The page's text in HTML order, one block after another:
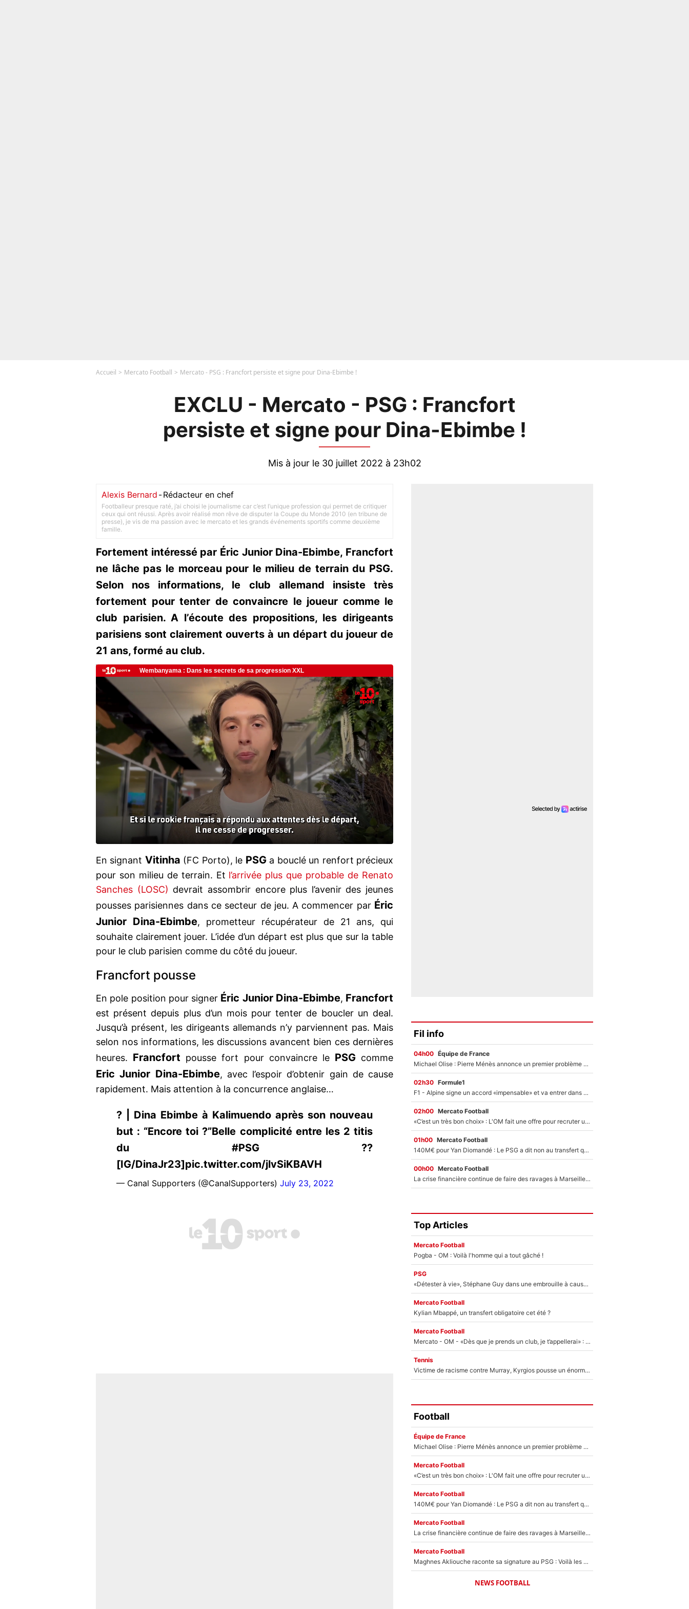
Accueil Mercato Football Mercato - PSG : Francfort persiste et signe pour Dina-Ebimbe !
EXCLU - Mercato - PSG : Francfort
persiste et signe pour Dina-Ebimbe !
Mis à jour le 30 juillet 2022 à 23h02
Alexis Bernard -Rédacteur en chef
Footballeur presque raté, j’ai choisi le journalisme car c’est l’unique profession qui permet de critiquer
ceux qui ont réussi. Après avoir réalisé mon rêve de disputer la Coupe du Monde 2010 (en tribune de
presse), je vis de ma passion avec le mercato et les grands événements sportifs comme deuxième
famille.
Fortement intéressé par Éric Junior Dina-Ebimbe, Francfort
ne lâche pas le morceau pour le milieu de terrain du PSG.
Selon nos informations, le club allemand insiste très
fortement pour tenter de convaincre le joueur comme le
club parisien. A l’écoute des propositions, les dirigeants
parisiens sont clairement ouverts à un départ du joueur de
21 ans, formé au club.
En signant Vitinha (FC Porto), le PSGa bouclé un renfort précieux
pour son milieu de terrain. Et l’arrivée plus que probable de Renato
Sanches (LOSC) devrait assombrir encore plus l’avenir des jeunes
pousses parisiennes dans ce secteur de jeu. A commencer par Éric
Junior Dina-Ebimbe, prometteur récupérateur de 21 ans, qui
souhaite clairement jouer. L’idée d’un départ est plus que sur la table
pour le club parisien comme du côté du joueur.
Francfort pousse
En pole position pour signer Éric Junior Dina-Ebimbe, Francfort
est présent depuis plus d’un mois pour tenter de boucler un deal.
Jusqu’à présent, les dirigeants allemands n’y parviennent pas. Mais
selon nos informations, les discussions avancent bien ces dernières
heures. Francfort pousse fort pour convaincre le PSGcomme
Eric Junior Dina-Ebimbe, avec l’espoir d’obtenir gain de cause
rapidement. Mais attention à la concurrence anglaise…
? | Dina Ebimbe à Kalimuendo après son nouveau
but : “Encore toi ?”Belle complicité entre les 2 titis
du #PSG ??
[IG/DinaJr23]pic.twitter.com/jlvSiKBAVH
— Canal Supporters (@CanalSupporters) July 23, 2022
Fil info
04h00 Équipe de France
Michael Olise : Pierre Ménès annonce un premier problème pour Zinedine Zidane en équipe de France
02h30 Formule1
F1 - Alpine signe un accord «impensable» et va entrer dans une nouvelle dimension : Grande nouvelle pour Pierre Gasly !
02h00 Mercato Football
«C’est un très bon choix» : L'OM fait une offre pour recruter un ancien joueur du PSG... et c'est validé dans l'After Foot !
01h00 Mercato Football
140M€ pour Yan Diomandé : Le PSG a dit non au transfert qui bat tous les records sur le mercato
00h00 Mercato Football
La crise financière continue de faire des ravages à Marseille : L’OM a placé 12 joueurs sur le marché des transferts… et ça pourrait lui rapporter près de 100M€ !
Top Articles
Mercato Football
Pogba - OM : Voilà l'homme qui a tout gâché !
PSG
«Détester à vie», Stéphane Guy dans une embrouille à cause du PSG !
Mercato Football
Kylian Mbappé, un transfert obligatoire cet été ?
Mercato Football
Mercato - OM - «Dès que je prends un club, je t’appellerai» : La promesse de Marcelino au moment de claquer la porte
Tennis
Victime de racisme contre Murray, Kyrgios pousse un énorme coup de gueule !
Football
Équipe de France
Michael Olise : Pierre Ménès annonce un premier problème pour Zinedine Zidane en équipe de France
Mercato Football
«C’est un très bon choix» : L'OM fait une offre pour recruter un ancien joueur du PSG... et c'est validé dans l'After Foot !
Mercato Football
140M€ pour Yan Diomandé : Le PSG a dit non au transfert qui bat tous les records sur le mercato
Mercato Football
La crise financière continue de faire des ravages à Marseille : L’OM a placé 12 joueurs sur le marché des transferts… et ça pourrait lui rapporter près de 100M€ !
Mercato Football
Maghnes Akliouche raconte sa signature au PSG : Voilà les coulisses de son transfert de rêve à 50M€
NEWS FOOTBALL